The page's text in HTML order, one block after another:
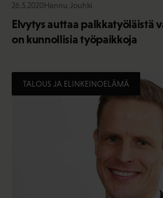
26.5.2020Hannu Jouhki
Elvytys auttaa palkkatyöläistä
on kunnollisia työpaikkoja
TALOUS JA ELINKEINOELÄMÄ